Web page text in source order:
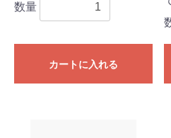
数量
カートに入れる